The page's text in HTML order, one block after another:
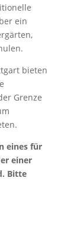
ein
bieten
Grenze
eines für
einer
Bitte